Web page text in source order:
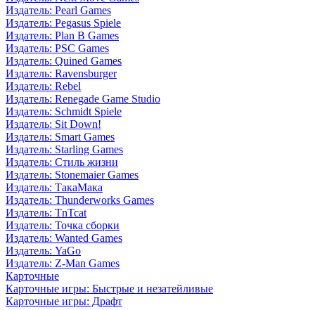
Издатель: Pearl Games
Издатель: Pegasus Spiele
Издатель: Plan B Games
Издатель: PSC Games
Издатель: Quined Games
Издатель: Ravensburger
Издатель: Rebel
Издатель: Renegade Game Studio
Издатель: Schmidt Spiele
Издатель: Sit Down!
Издатель: Smart Games
Издатель: Starling Games
Издатель: Стиль жизни
Издатель: Stonemaier Games
Издатель: ТакаМака
Издатель: Thunderworks Games
Издатель: TnTcat
Издатель: Точка сборки
Издатель: Wanted Games
Издатель: YaGo
Издатель: Z-Man Games
Карточные
Карточные игры: Быстрые и незатейливые
Карточные игры: Драфт